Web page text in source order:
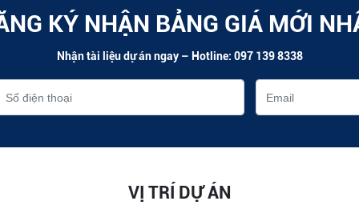
KÝ NHẬN BẢNG GIÁ MỚI
Nhận tài liệu dự án ngay – Hotline: 097 139 8338
VỊ TRÍ DỰ ÁN